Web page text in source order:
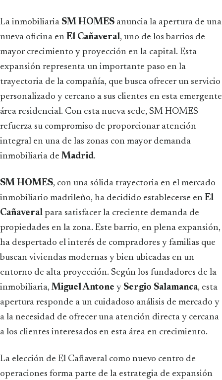
La inmobiliaria SM HOMES anuncia la apertura de una
nueva oficina en El Cañaveral, uno de los barrios de
mayor crecimiento y proyección en la capital. Esta
expansión representa un importante paso en la
trayectoria de la compañía, que busca ofrecer un servicio
personalizado y cercano a sus clientes en esta emergente
área residencial. Con esta nueva sede, SM HOMES
refuerza su compromiso de proporcionar atención
integral en una de las zonas con mayor demanda
inmobiliaria de Madrid.
SM HOMES, con una sólida trayectoria en el mercado
inmobiliario madrileño, ha decidido establecerse en El
Cañaveral para satisfacer la creciente demanda de
propiedades en la zona. Este barrio, en plena expansión,
ha despertado el interés de compradores y familias que
buscan viviendas modernas y bien ubicadas en un
entorno de alta proyección. Según los fundadores de la
inmobiliaria, Miguel Antone y Sergio Salamanca, esta
apertura responde a un cuidadoso análisis de mercado y
a la necesidad de ofrecer una atención directa y cercana
a los clientes interesados en esta área en crecimiento.
La elección de El Cañaveral como nuevo centro de
operaciones forma parte de la estrategia de expansión